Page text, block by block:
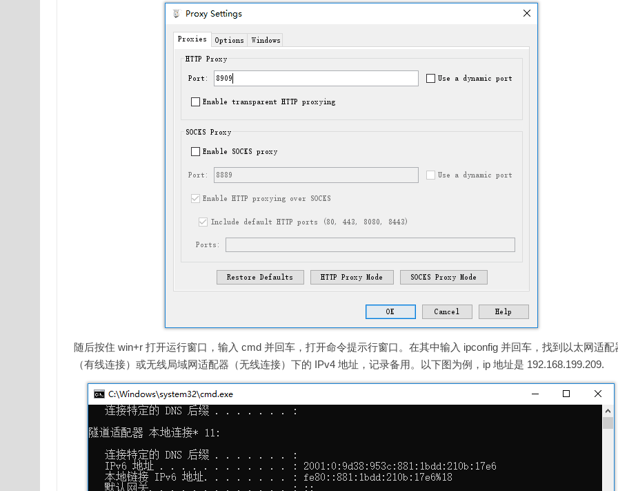
随后按住 win+r 打开运行窗口，输入 cmd 并回车，打开命令提示行窗口。在其中输入 ipconfig 并回车，找到以太网适配
（有线连接）或无线局域网适配器（无线连接）下的 IPv4 地址，记录备用。以下图为例，ip 地址是 192.168.199.209.